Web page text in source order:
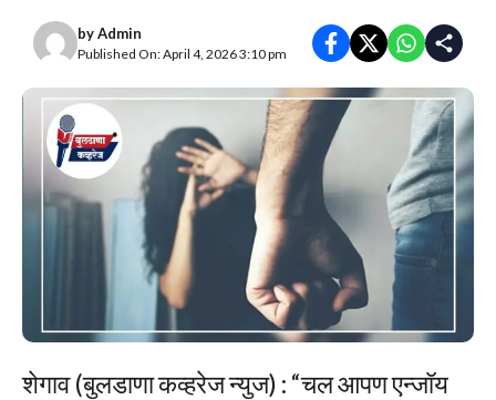
byAdmin
Published On: April 4, 2026 3:10 pm
शेगाव (बुलडाणा कव्हरेज न्युज) : “चल आपण एन्जॉय